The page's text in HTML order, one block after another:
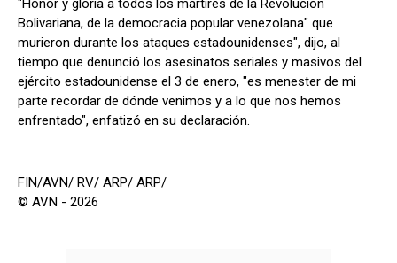
"Honor y gloria a todos los mártires de la Revolución
Bolivariana, de la democracia popular venezolana" que
murieron durante los ataques estadounidenses", dijo, al
tiempo que denunció los asesinatos seriales y masivos del
ejército estadounidense el 3 de enero, "es menester de mi
parte recordar de dónde venimos y a lo que nos hemos
enfrentado", enfatizó en su declaración.
FIN/AVN/ RV/ ARP/ ARP/
© AVN - 2026